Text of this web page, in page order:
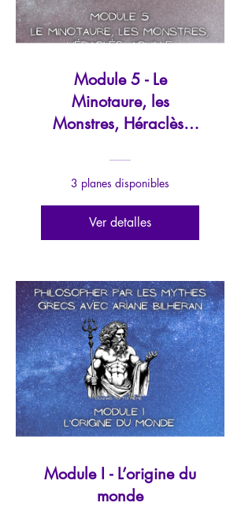
Module 5 - Le
Minotaure, les
Monstres, Héraclès,
3 planes disponibles
Ver detalles
Module I - L’origine du
monde